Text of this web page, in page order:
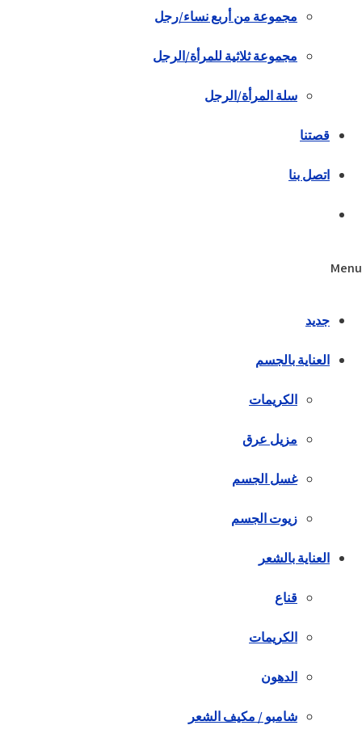
مجموعة من أربع نساء/رجل
مجموعة ثلاثية للمرأة/الرجل
سلة المرأة/الرجل
قصتنا
اتصل بنا
Menu
جديد
العناية بالجسم
الكريمات
مزيل عرق
غسل الجسم
زيوت الجسم
العناية بالشعر
قناع
الكريمات
الدهون
شامبو / مكيف الشعر